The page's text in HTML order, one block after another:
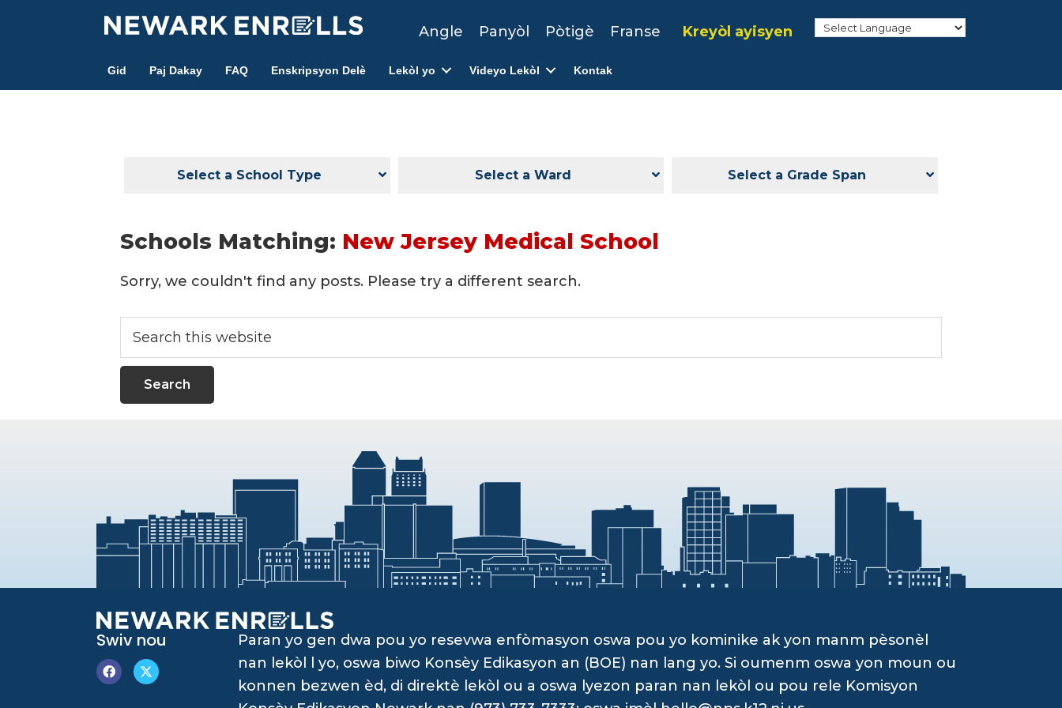
Angle Panyòl Pòtigè Franse Kreyòl ayisyen
Gid Paj Dakay FAQ Enskripsyon Delè Lekòl yo Videyo Lekòl Kontak
Select a School Type Select a Ward Select a Grade Span
Schools Matching: New Jersey Medical School
Sorry, we couldn't find any posts. Please try a different search.
website
Swiv nou
Paran yo gen dwa pou yo resevwa enfòmasyon oswa pou yo kominike ak yon manm pèsonèl
nan lekòl l yo, oswa biwo Konsèy Edikasyon an (BOE) nan lang yo. Si oumenm oswa yon moun ou
konnen bezwen èd, di direktè lekòl ou a oswa lyezon paran nan lekòl ou pou rele Komisyon